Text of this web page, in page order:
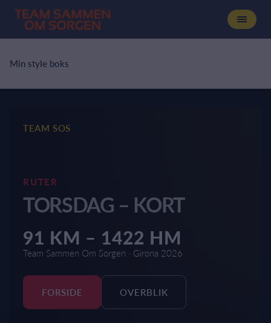
Min style boks
TEAM SOS
RUTER
TORSDAG – KORT
91 KM – 1422 HM
Team Sammen Om Sorgen · Girona 2026
FORSIDE OVERBLIK